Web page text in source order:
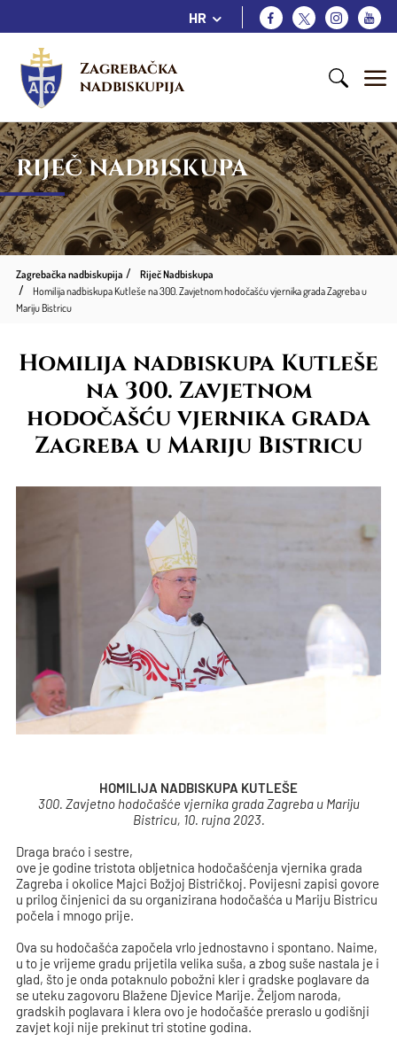
HR
Zagrebačka
nadbiskupija
RIJEČ NADBISKUPA
Zagrebačka nadbiskupija
Riječ Nadbiskupa
Homilija nadbiskupa Kutleše na 300. Zavjetnom hodočašću vjernika grada Zagreba u
Mariju Bistricu
Homilija nadbiskupa Kutleše
na 300. Zavjetnom
hodočašću vjernika grada
Zagreba u Mariju Bistricu
HOMILIJA NADBISKUPA KUTLEŠE
300. Zavjetno hodočašće vjernika grada Zagreba u Mariju
Bistricu, 10. rujna 2023.
Draga braćo i sestre,
ove je godine tristota obljetnica hodočašćenja vjernika grada
Zagreba i okolice Majci Božjoj Bistričkoj. Povijesni zapisi govore
u prilog činjenici da su organizirana hodočašća u Mariju Bistricu
počela i mnogo prije.
Ova su hodočašća započela vrlo jednostavno i spontano. Naime,
u to je vrijeme gradu prijetila velika suša, a zbog suše nastala je i
glad, što je onda potaknulo pobožni kler i gradske poglavare da
se uteku zagovoru Blažene Djevice Marije. Željom naroda,
gradskih poglavara i klera ovo je hodočašće preraslo u godišnji
zavjet koji nije prekinut tri stotine godina.